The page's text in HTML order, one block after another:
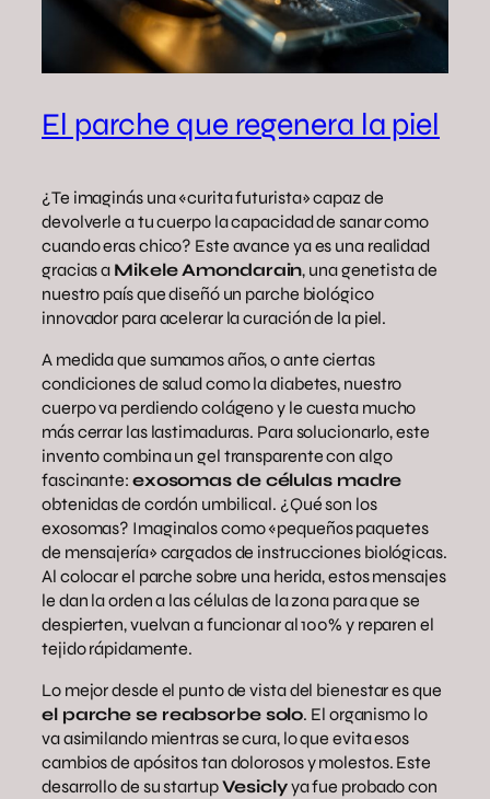
El parche que regenera la piel
¿Te imaginás una «curita futurista» capaz de
devolverle a tu cuerpo la capacidad de sanar como
cuando eras chico? Este avance ya es una realidad
gracias a Mikele Amondarain, una genetista de
nuestro país que diseñó un parche biológico
innovador para acelerar la curación de la piel.
A medida que sumamos años, o ante ciertas
condiciones de salud como la diabetes, nuestro
cuerpo va perdiendo colágeno y le cuesta mucho
más cerrar las lastimaduras. Para solucionarlo, este
invento combina un gel transparente con algo
fascinante: exosomas de células madre
obtenidas de cordón umbilical. ¿Qué son los
exosomas? Imaginalos como «pequeños paquetes
de mensajería» cargados de instrucciones biológicas.
Al colocar el parche sobre una herida, estos mensajes
le dan la orden a las células de la zona para que se
despierten, vuelvan a funcionar al 100% y reparen el
tejido rápidamente.
Lo mejor desde el punto de vista del bienestar es que
el parche se reabsorbe solo. El organismo lo
va asimilando mientras se cura, lo que evita esos
cambios de apósitos tan dolorosos y molestos. Este
desarrollo de su startupVesiclyya fue probado con